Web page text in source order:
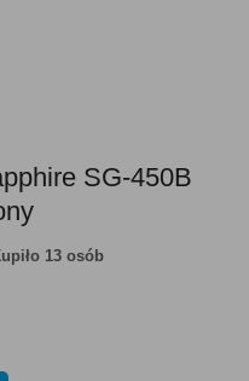
SG-450B
13 osób